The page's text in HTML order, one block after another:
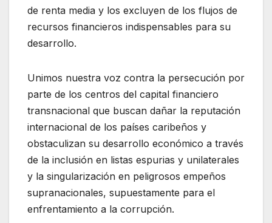
de renta media y los excluyen de los flujos de
recursos financieros indispensables para su
desarrollo.
Unimos nuestra voz contra la persecución por
parte de los centros del capital financiero
transnacional que buscan dañar la reputación
internacional de los países caribeños y
obstaculizan su desarrollo económico a través
de la inclusión en listas espurias y unilaterales
y la singularización en peligrosos empeños
supranacionales, supuestamente para el
enfrentamiento a la corrupción.